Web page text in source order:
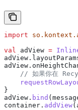
import
val adView =
// 如果你在
}
adView. bind
container. addView